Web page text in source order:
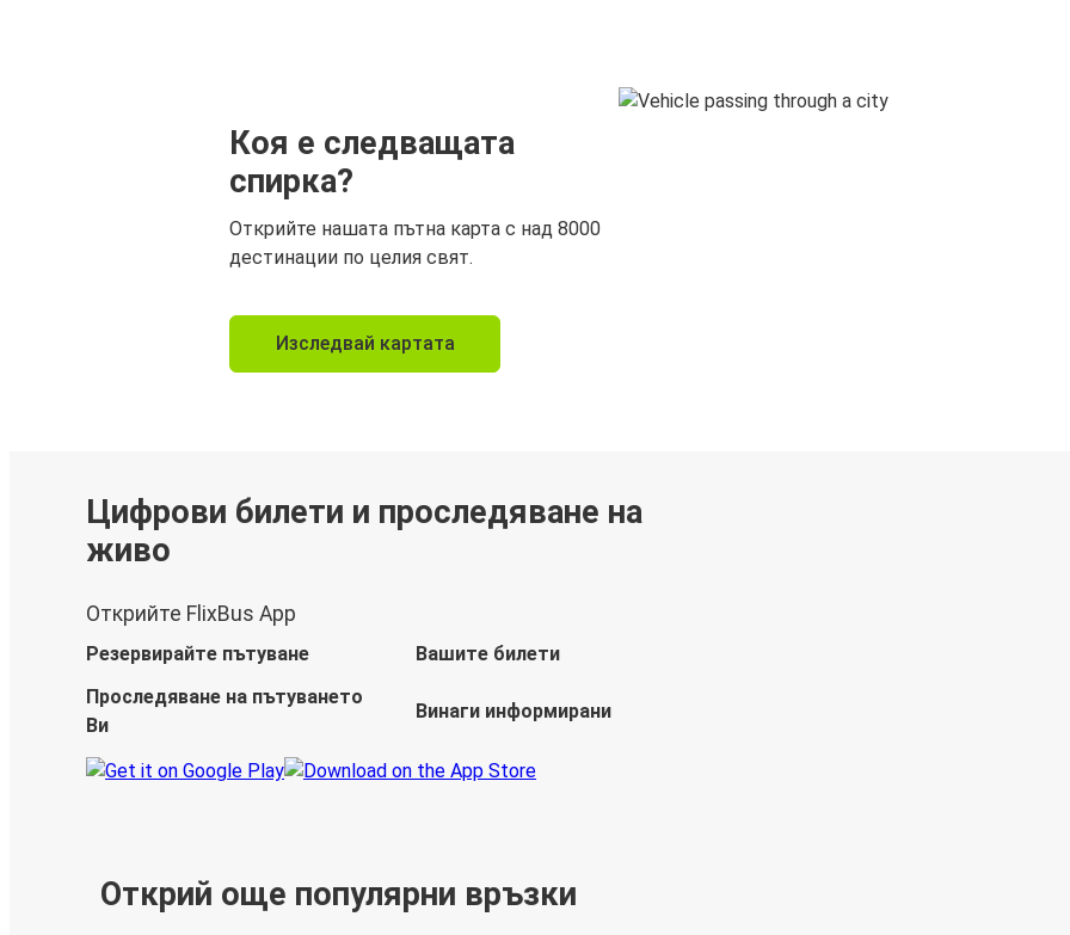
Коя е следващата
спирка?
Открийте нашата пътна карта с над 8000
дестинации по целия свят.
Изследвай картата
Цифрови билети и проследяване на
живо
Открийте FlixBus App
Резервирайте пътуване
Вашите билети
Проследяване на пътуването
Ви
Винаги информирани
Открий още популярни връзки